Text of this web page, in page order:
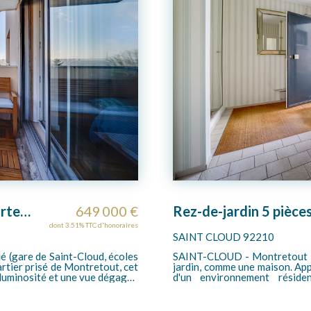
1 050 000 €
dont 3.45% TTC d'honoraires
familial d'exception en rez-de-
un cadre de vie rare au sein
alliant calme, verdure et
SAINT CLOUD -
SAINT CLOUD 92210
L'Agence Tiffencogé vous
48 m² très bien distribué
exposé Ouest donnant sur jardin et